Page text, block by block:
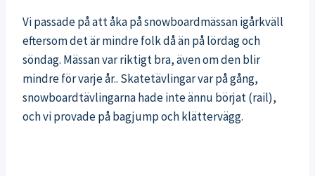
Vi passade på att åka på snowboardmässan igårkväll
eftersom det är mindre folk då än på lördag och
söndag. Mässan var riktigt bra, även om den blir
mindre för varje år.. Skatetävlingar var på gång,
snowboardtävlingarna hade inte ännu börjat (rail),
och vi provade på bagjump och klättervägg.